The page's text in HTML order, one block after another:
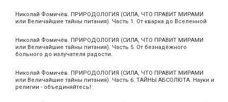
Николай Фомичёв. ПРИРОДОЛОГИЯ (СИЛА, ЧТО ПРАВИТ МИРАМИ
или Величайшие тайны питания). Часть 1. От кварка до Вселенной
Николай Фомичёв. ПРИРОДОЛОГИЯ (СИЛА, ЧТО ПРАВИТ МИРАМИ
или Величайшие тайны питания). Часть 5. От безнадёжного
больного до излучателя радости.
Николай Фомичёв. ПРИРОДОЛОГИЯ (СИЛА, ЧТО ПРАВИТ МИРАМИ
или Величайшие тайны питания). Часть 6. ТАЙНЫ АБСОЛЮТА. Науки и
религии - объединяйтесь!